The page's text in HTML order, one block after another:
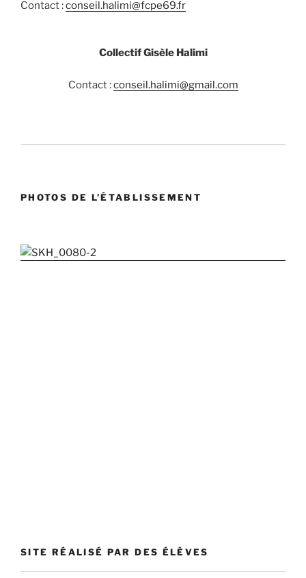
Contact :conseil.halimi@fcpe69.fr
Collectif Gisèle Halimi
Contact :conseil.halimi@gmail.com
PHOTOS DE L’ÉTABLISSEMENT
SITE RÉALISÉ PAR DES ÉLÈVES